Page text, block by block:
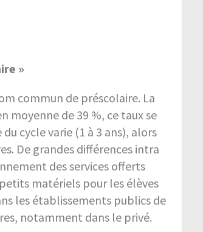
»
commun de préscolaire. La
de 39 %, ce taux se
cycle varie (1 à 3 ans), alors
De grandes différences intra
des services offerts
matériels pour les élèves
les établissements publics de
notamment dans le privé.